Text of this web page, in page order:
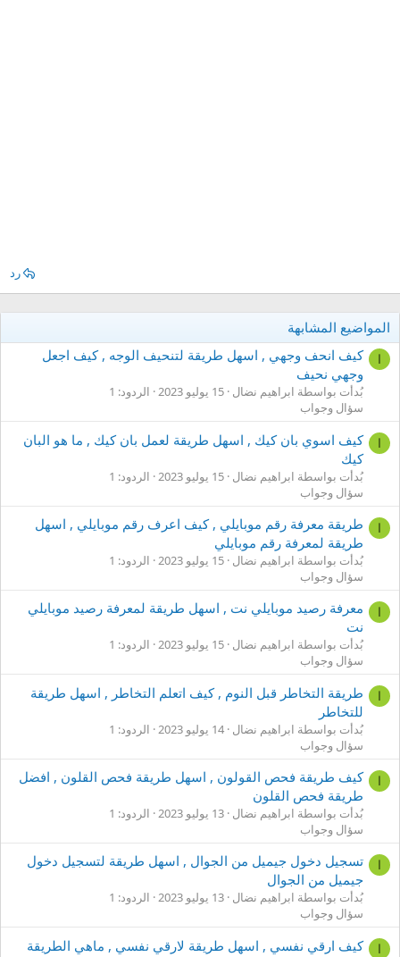
رد
المواضيع المشابهة
ا
كيف انحف وجهي , اسهل طريقة لتنحيف الوجه , كيف اجعل
وجهي نحيف
بُدأت بواسطة ابراهيم نضال 15 يوليو 2023
الردود: 1
سؤال وجواب
ا
كيف اسوي بان كيك , اسهل طريقة لعمل بان كيك , ما هو البان
كيك
بُدأت بواسطة ابراهيم نضال 15 يوليو 2023
الردود: 1
سؤال وجواب
ا
طريقة معرفة رقم موبايلي , كيف اعرف رقم موبايلي , اسهل
طريقة لمعرفة رقم موبايلي
بُدأت بواسطة ابراهيم نضال 15 يوليو 2023
الردود: 1
سؤال وجواب
ا
معرفة رصيد موبايلي نت , اسهل طريقة لمعرفة رصيد موبايلي
نت
بُدأت بواسطة ابراهيم نضال 15 يوليو 2023
الردود: 1
سؤال وجواب
ا
طريقة التخاطر قبل النوم , كيف اتعلم التخاطر , اسهل طريقة
للتخاطر
بُدأت بواسطة ابراهيم نضال 14 يوليو 2023
الردود: 1
سؤال وجواب
ا
كيف طريقة فحص القولون , اسهل طريقة فحص القلون , افضل
طريقة فحص القلون
بُدأت بواسطة ابراهيم نضال 13 يوليو 2023
الردود: 1
سؤال وجواب
ا
تسجيل دخول جيميل من الجوال , اسهل طريقة لتسجيل دخول
جيميل من الجوال
بُدأت بواسطة ابراهيم نضال 13 يوليو 2023
الردود: 1
سؤال وجواب
ا
كيف ارقي نفسي , اسهل طريقة لارقي نفسي , ماهي الطريقة